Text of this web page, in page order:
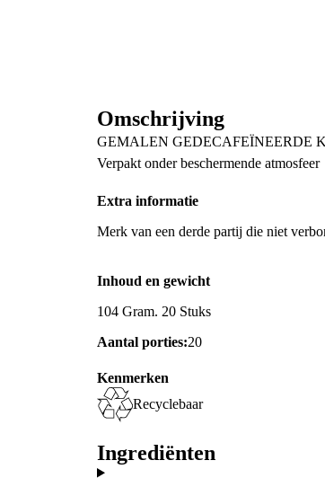
Omschrijving
GEMALEN GEDECAFEЇNEERDE
Verpakt onder beschermende atmosfeer
Extra informatie
Merk van een derde partij die niet
Inhoud en gewicht
104 Gram. 20 Stuks
Aantal porties:20
Kenmerken
Recyclebaar
Ingrediënten